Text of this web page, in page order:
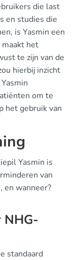
die last
en studies die
is Yasmin een
het
te zijn van de
hierbij inzicht
om te
het gebruik van
Yasmin is
van
en wanneer?
NHG-
standaard